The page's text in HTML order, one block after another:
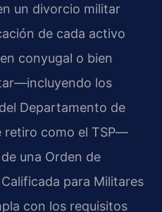
un divorcio militar
de cada activo
conyugal o bien
los
Departamento de
retiro como el TSP—
una Orden de
para Militares
con los requisitos